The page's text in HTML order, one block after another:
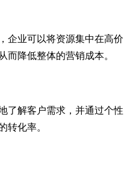
企业可以将资源集中在高价
而降低整体的营销成本。
了解客户需求，并通过个性
转化率。